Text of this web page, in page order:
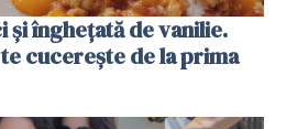
înghețată de vanilie.
cucerește de la prima